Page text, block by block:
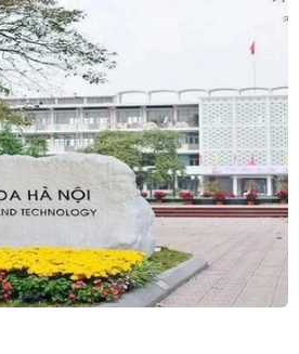
non 25 tuần
bộ, chia cắt
núi Quảng Trị